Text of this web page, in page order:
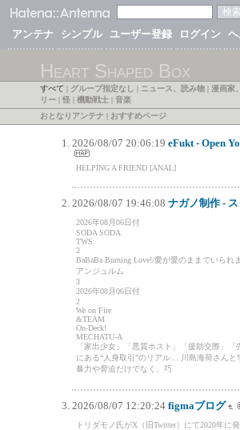
アンテナ シンプル ユーザー登録 ログイン
Heart Shaped Box
すべて | グループ指定なし | ニュース、読み物 | 漫画家
リー | 怪 | 機動戦士 | 音楽
おとなりアンテナ | おすすめページ
2026/08/07 20:06:19 eFukt - Open
HELPING A FRIEND [ANAL]
2026/08/07 19:46:08 ナガノ制作 -
2026年08月06日付
SODA SODA
TWS
2
BaBaBa Burning Love!/愛が愛のままでいられ
アンジュルム
3
2026年08月06日付
2
We on Fire
&TEAM
On-Deck!
MECHATU-A
「家出少女」「悪質ホスト」「援助交際」
にある“人身取引”のリアル… 川島海荷さんと
暴力や脅迫だけでなく、巧
2026/08/07 12:20:24 figmaブログ
トリダモノ氏がX（旧Twitter）にて2020年に